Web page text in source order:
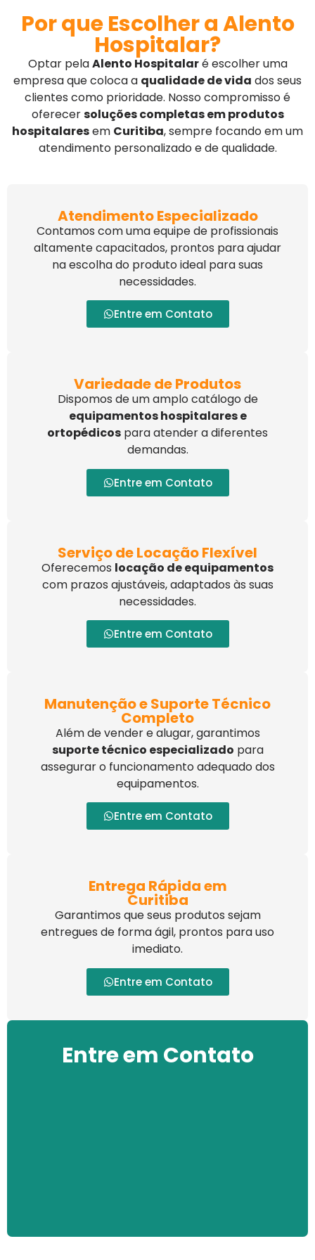
Por que Escolher a Alento
Hospitalar?
Optar pelaAlento Hospitalaré escolher uma
empresa que coloca a qualidade de vida dos seus
clientes como prioridade. Nosso compromisso é
oferecersoluções completas em produtos
hospitalaresem Curitiba, sempre focando em um
atendimento personalizado e de qualidade.
Atendimento Especializado
Contamos com uma equipe de profissionais
altamente capacitados, prontos para ajudar
na escolha do produto ideal para suas
necessidades.
Entre em Contato
Variedade de Produtos
Dispomos de um amplo catálogo de
equipamentos hospitalares e
ortopédicos para atender a diferentes
demandas.
Entre em Contato
Serviço de Locação Flexível
Oferecemos locação de equipamentos
com prazos ajustáveis, adaptados às suas
necessidades.
Entre em Contato
Manutenção e Suporte Técnico
Completo
Além de vender e alugar, garantimos
suporte técnico especializado para
assegurar o funcionamento adequado dos
equipamentos.
Entre em Contato
Entrega Rápida em
Curitiba
Garantimos que seus produtos sejam
entregues de forma ágil, prontos para uso
imediato.
Entre em Contato
Entre em Contato